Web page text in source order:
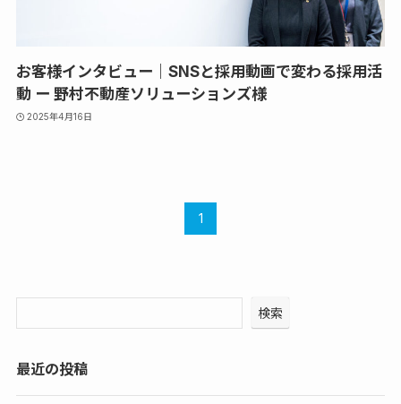
お客様インタビュー｜SNSと採用動画で変わる採用活
動 ー 野村不動産ソリューションズ様
2025年4月16日
1
検索
最近の投稿